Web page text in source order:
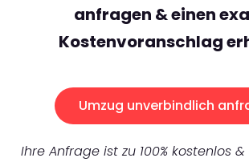
anfragen & einen
Kostenvoranschlag
Umzug unverbindlich
Ihre Anfrage ist zu 100% kostenlos